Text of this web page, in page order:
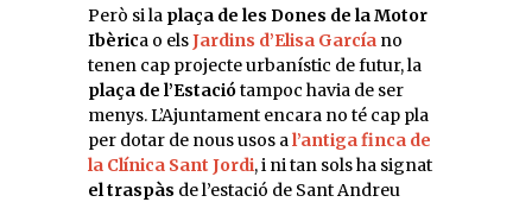
Però si la plaça de les Dones de la Motor
Ibèrica o elsJardins d’Elisa García no
tenen cap projecte urbanístic de futur, la
plaça de l’Estaciótampoc havia de ser
menys. L’Ajuntament encara no té cap pla
per dotar de nous usos al’antiga finca de
la Clínica Sant Jordi, i ni tan sols ha signat
el traspàs de l’estació de Sant Andreu